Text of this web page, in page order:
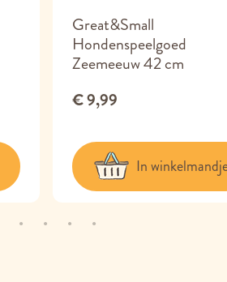
Great&Small
Hondenspeelgoed
Zeemeeuw 42 cm
€ 9,99
In